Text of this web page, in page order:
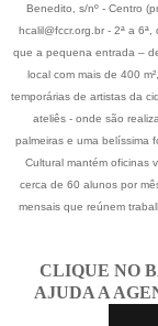
Benedito, s/nº - Centro
hcalil@fccr.org.br - 2ª a
que a pequena entrada –
local com mais de 400
temporárias de artistas da
ateliês - onde são
palmeiras e uma belíssima
Cultural mantém oficinas
cerca de 60 alunos por
mensais que reúnem
CLIQUE NO
AJUDA A